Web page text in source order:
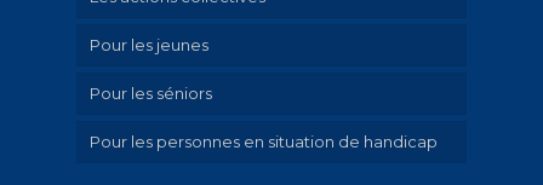
Aide aux familles avec enfant mineur
Hébergement d’urgence et aide au
Pour les jeunes
Ville amie des enfants
Pour les séniors
Portage de repas à domicile
Pour les personnes en situation de handicap